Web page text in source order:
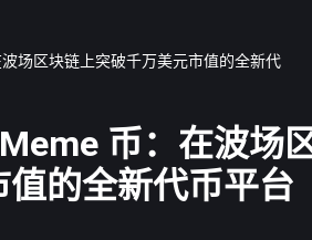
场区块链上突破千万美元市值的全新代
币：在波场
的全新代币平台